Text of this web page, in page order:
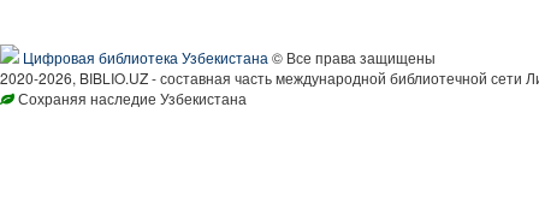
Цифровая библиотека Узбекистана © Все права защищены
2020-2026, BIBLIO.UZ - составная часть международной библиотечной сети
Сохраняя наследие Узбекистана